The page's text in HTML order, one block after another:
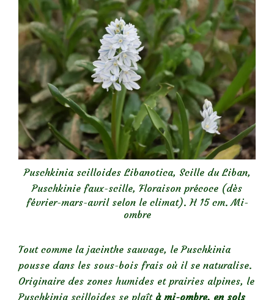
Puschkinia scilloides Libanotica, Scille du Liban,
Puschkinie faux-scille, Floraison précoce (dès
février-mars-avril selon le climat). H 15 cm. Mi-
ombre
Tout comme la jacinthe sauvage, le Puschkinia
pousse dans les sous-bois frais où il se naturalise.
Originaire des zones humides et prairies alpines, le
Puschkinia scilloides se plaît à mi-ombre, en sols